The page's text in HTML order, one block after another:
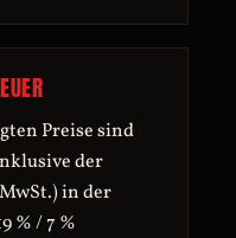
Preise sind
der
in der
% / 7 %